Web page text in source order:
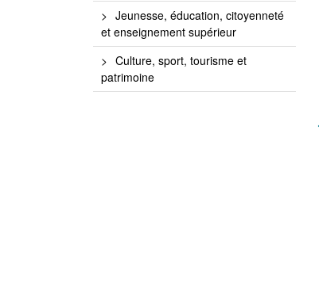
Jeunesse, éducation, citoyenneté
et enseignement supérieur
Culture, sport, tourisme et
patrimoine